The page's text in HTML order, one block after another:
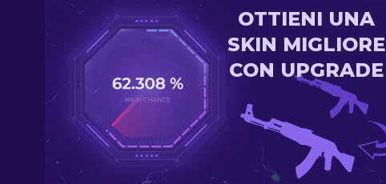
OTTIENI UNA
SKIN MIGLIORE
CON UPGRADE